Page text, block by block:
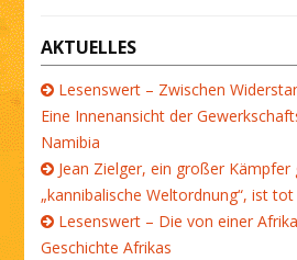
AKTUELLES
Lesenswert – Zwischen
Eine Innenansicht der
Namibia
Jean Zielger, ein großer Kämpfer
„kannibalische Weltordnung“, ist
Lesenswert – Die von einer
Geschichte Afrikas